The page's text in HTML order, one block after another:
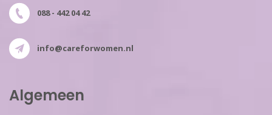
088 - 442 04 42
info@careforwomen.nl
Algemeen